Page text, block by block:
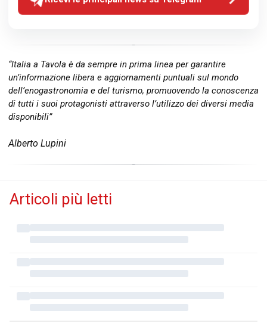
“Italia a Tavola è da sempre in prima linea per garantire
un’informazione libera e aggiornamenti puntuali sul mondo
dell’enogastronomia e del turismo, promuovendo la conoscenza
di tutti i suoi protagonisti attraverso l’utilizzo dei diversi media
disponibili”
Alberto Lupini
Articoli più letti